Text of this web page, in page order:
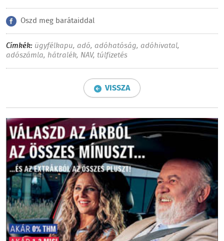
Oszd meg barátaiddal
Címkék: ügyfélkapu, adó, adóhatóság, adóhivatal,
adószámla, hátralék, NAV, túlfizetés
VISSZA